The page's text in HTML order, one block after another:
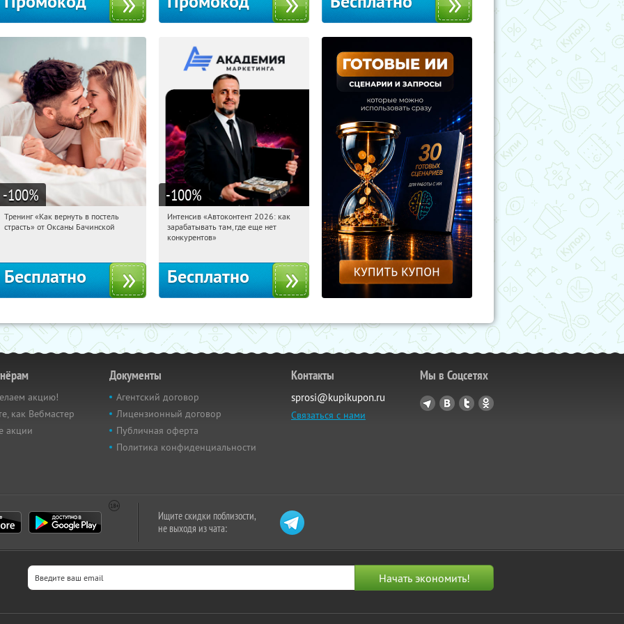
-100%
05:13:02 Получили:
Тренинг «Как вернуть в постель
страсть» от Оксаны Бачинской
Бесплатно
-100%
05:13:02 Получили:
Россия
Интенсив «Автоконтент 2026: как
зарабатывать там, где еще нет
конкурентов»
Бесплатно
акцию!
как Вебмастер
акции
Документы
Агентский договор
Лицензионный договор
Публичная оферта
Политика конфиденциальности
Контакты
sprosi@kupikupon.ru
Связаться с нами
Мы в Соцсетях
Ищите скидки поблизости,
не выходя из чата: